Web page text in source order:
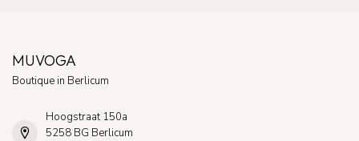
MUVOGA
Boutique in Berlicum
Hoogstraat 150a
5258 BG Berlicum